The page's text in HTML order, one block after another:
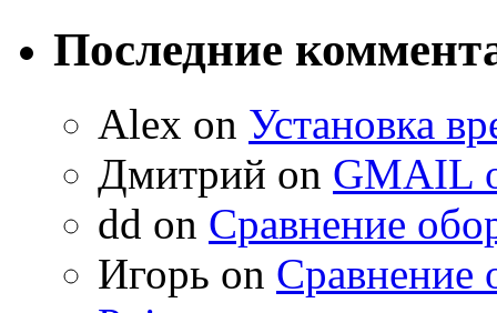
Последние
Alex on Установка
Дмитрий on GMAIL
dd on Сравнение
Игорь on Сравнение